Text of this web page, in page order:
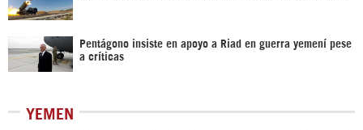
Pentágono insiste en apoyo a Riad en guerra yemení pese
a críticas
YEMEN